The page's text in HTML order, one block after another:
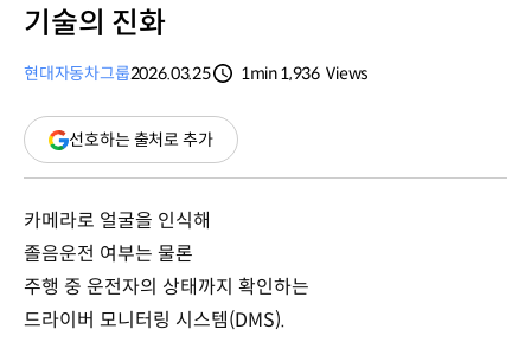
기술의 진화
현대자동차그룹2026.03.25
1min1,936 Views
선호하는 출처로 추가(새
창
카메라로 얼굴을 인식해
졸음운전 여부는 물론
주행 중 운전자의 상태까지 확인하는
드라이버 모니터링 시스템(DMS).